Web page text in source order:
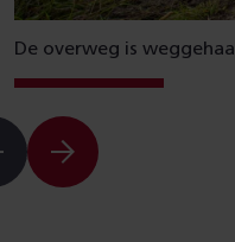
De overweg is